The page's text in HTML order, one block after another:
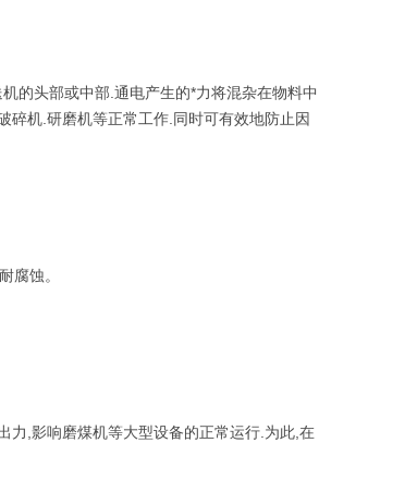
的头部或中部.通电产生的*力将混杂在物料中
碎机.研磨机等正常工作.同时可有效地防止因
腐蚀。
力,影响磨煤机等大型设备的正常运行.为此,在